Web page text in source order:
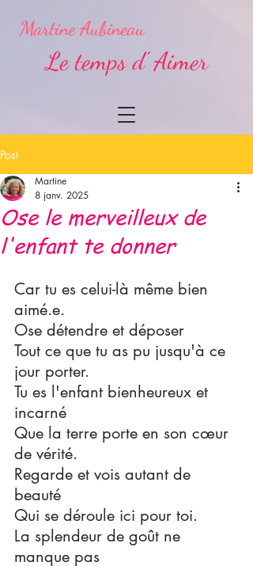
Martine Aubineau
Le temps d' Aimer
Post
Ose le merveilleux de
l'enfant te donner
Martine
8 janv. 2025
Car tu es celui-là même bien
aimé.e.
Ose détendre et déposer
Tout ce que tu as pu jusqu'à ce
jour porter.
Tu es l'enfant bienheureux et
incarné
Que la terre porte en son cœur
de vérité.
Regarde et vois autant de
beauté
Qui se déroule ici pour toi.
La splendeur de goût ne
manque pas